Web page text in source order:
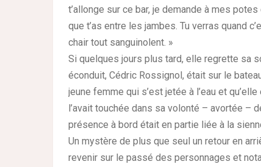
t’allonge sur ce bar, je demande à mes
que t’as entre les jambes. Tu verras quand
chair tout sanguinolent. »
Si quelques jours plus tard, elle regrette sa
éconduit, Cédric Rossignol, était sur le
jeune femme qui s’est jetée à l’eau et
l’avait touchée dans sa volonté – avortée –
présence à bord était en partie liée à la
Un mystère de plus que seul un retour en
revenir sur le passé des personnages et